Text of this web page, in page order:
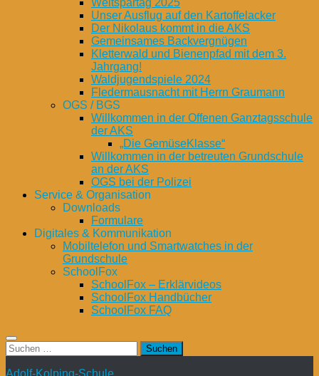
Weltspartag 2025
Unser Ausflug auf den Kartoffelacker
Der Nikolaus kommt in die AKS
Gemeinsames Backvergnügen
Kletterwald und Bienenpfad mit dem 3.
Jahrgang!
Waldjugendspiele 2024
Fledermausnacht mit Herrn Graumann
OGS / BGS
Willkommen in der Offenen Ganztagsschule
der AKS
„Die GemüseKlasse“
Willkommen in der betreuten Grundschule
an der AKS
OGS bei der Polizei
Service & Organisation
Downloads
Formulare
Digitales & Kommunikation
Mobiltelefon und Smartwatches in der
Grundschule
SchoolFox
SchoolFox – Erklärvideos
SchoolFox Handbücher
SchoolFox FAQ
Suchen
nach:
Adolf-Kolping-Schule